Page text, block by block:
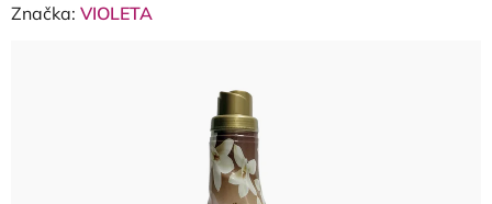
hodnotenie
Značka: VIOLETA